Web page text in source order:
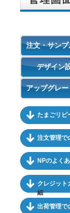
注文・サン
デザイン
アップグレ
たまごリピ
注文管理で
NPのよく
クレジット
細
出荷管理で